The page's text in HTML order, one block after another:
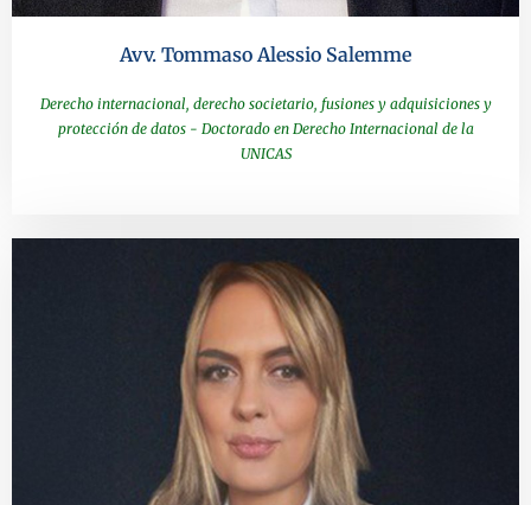
Avv. Tommaso Alessio Salemme
Derecho internacional, derecho societario, fusiones y adquisiciones y
protección de datos - Doctorado en Derecho Internacional de la
UNICAS